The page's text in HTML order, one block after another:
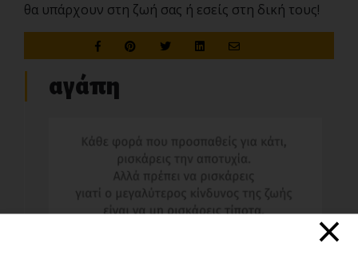
θα υπάρχουν στη ζωή σας ή εσείς στη δική τους!
αγάπη
×